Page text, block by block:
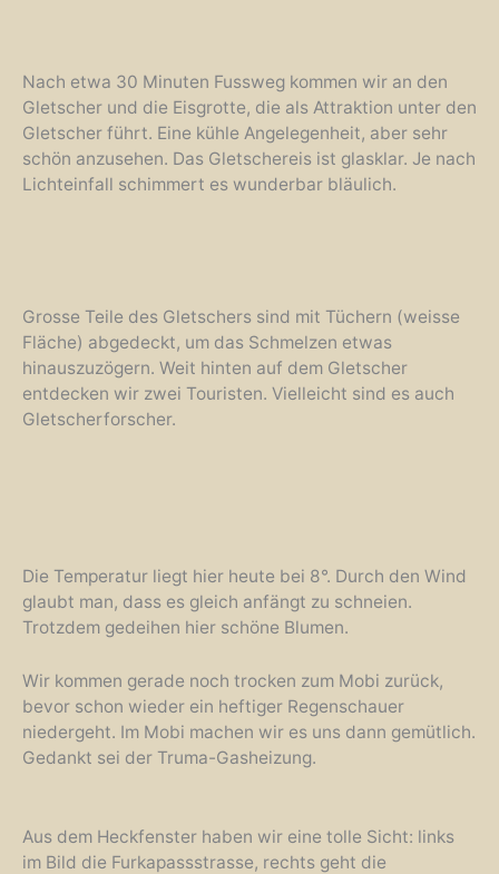
Nach etwa 30 Minuten Fussweg kommen wir an den
Gletscher und die Eisgrotte, die als Attraktion unter den
Gletscher führt. Eine kühle Angelegenheit, aber sehr
schön anzusehen. Das Gletschereis ist glasklar. Je nach
Lichteinfall schimmert es wunderbar bläulich.
Grosse Teile des Gletschers sind mit Tüchern (weisse
Fläche) abgedeckt, um das Schmelzen etwas
hinauszuzögern. Weit hinten auf dem Gletscher
entdecken wir zwei Touristen. Vielleicht sind es auch
Gletscherforscher.
Die Temperatur liegt hier heute bei 8°. Durch den Wind
glaubt man, dass es gleich anfängt zu schneien.
Trotzdem gedeihen hier schöne Blumen.
Wir kommen gerade noch trocken zum Mobi zurück,
bevor schon wieder ein heftiger Regenschauer
niedergeht. Im Mobi machen wir es uns dann gemütlich.
Gedankt sei der Truma-Gasheizung.
Aus dem Heckfenster haben wir eine tolle Sicht: links
im Bild die Furkapassstrasse, rechts geht die